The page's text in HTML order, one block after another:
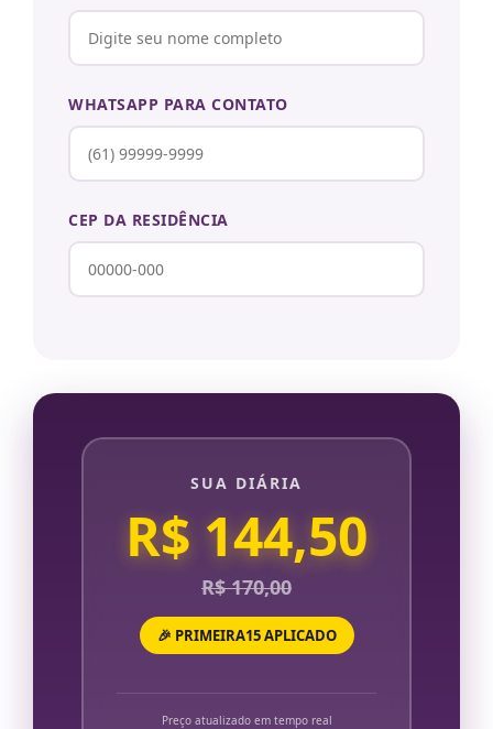
WHATSAPP PARA CONTATO
CEP DA RESIDÊNCIA
SUA DIÁRIA
R$ 144,50
R$ 170,00
🎉 PRIMEIRA15 APLICADO
Preço atualizado em tempo real